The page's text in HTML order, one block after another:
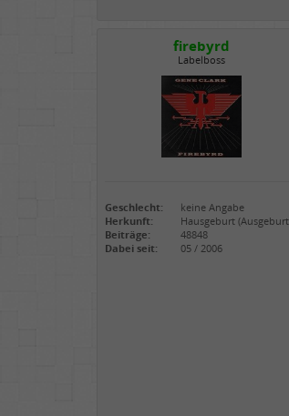
firebyrd
Labelboss
Geschlecht:
keine Angabe
Herkunft:
Hausgeburt
Beiträge:
48848
Dabei seit:
05 / 2006